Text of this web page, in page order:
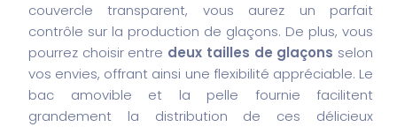
couvercle transparent, vous aurez un parfait
contrôle sur la production de glaçons. De plus, vous
pourrez choisir entre deux tailles de glaçons selon
vos envies, offrant ainsi une flexibilité appréciable. Le
bac amovible et la pelle fournie facilitent
grandement la distribution de ces délicieux